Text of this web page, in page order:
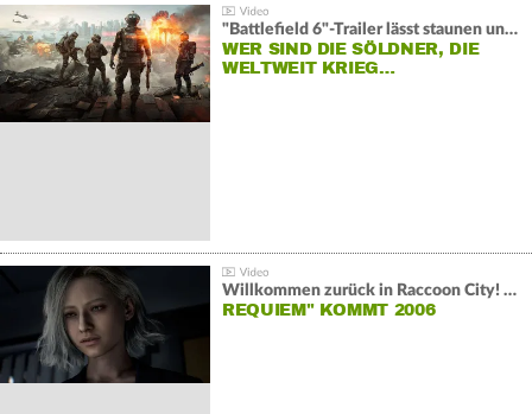
"Battlefield 6"-Trailer lässt staunen und rätseln:
WER SIND DIE SÖLDNER, DIE
WELTWEIT KRIEG…
Willkommen zurück in Raccoon City! "Resident Evil:
REQUIEM" KOMMT 2006